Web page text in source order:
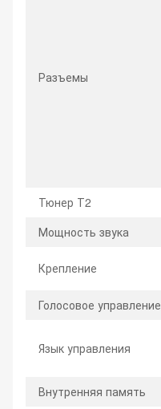
Разъемы
Тюнер Т2
Мощность звука
Крепление
Голосовое управление
Язык управления
Внутренняя память